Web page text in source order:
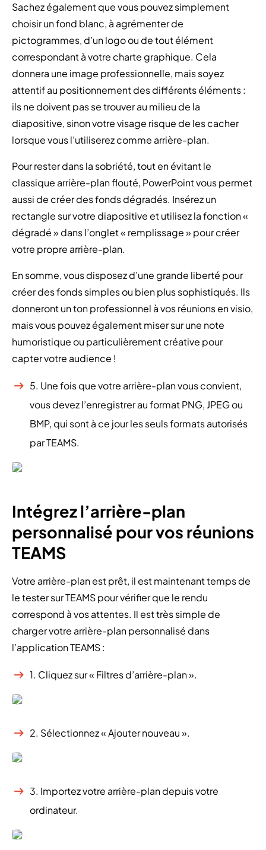
Sachez également que vous pouvez simplement
choisir un fond blanc, à agrémenter de
pictogrammes, d’un logo ou de tout élément
correspondant à votre charte graphique. Cela
donnera une image professionnelle, mais soyez
attentif au positionnement des différents éléments :
ils ne doivent pas se trouver au milieu de la
diapositive, sinon votre visage risque de les cacher
lorsque vous l’utiliserez comme arrière-plan.
Pour rester dans la sobriété, tout en évitant le
classique arrière-plan flouté, PowerPoint vous permet
aussi de créer des fonds dégradés. Insérez un
rectangle sur votre diapositive et utilisez la fonction «
dégradé » dans l’onglet « remplissage » pour créer
votre propre arrière-plan.
En somme, vous disposez d’une grande liberté pour
créer des fonds simples ou bien plus sophistiqués. Ils
donneront un ton professionnel à vos réunions en visio,
mais vous pouvez également miser sur une note
humoristique ou particulièrement créative pour
capter votre audience !
5. Une fois que votre arrière-plan vous convient,
vous devez l’enregistrer au format PNG, JPEG ou
BMP, qui sont à ce jour les seuls formats autorisés
par TEAMS.
Intégrez l’arrière-plan
personnalisé pour vos réunions
TEAMS
Votre arrière-plan est prêt, il est maintenant temps de
le tester sur TEAMS pour vérifier que le rendu
correspond à vos attentes. Il est très simple de
charger votre arrière-plan personnalisé dans
l’application TEAMS :
1. Cliquez sur « Filtres d’arrière-plan ».
2. Sélectionnez « Ajouter nouveau ».
3. Importez votre arrière-plan depuis votre
ordinateur.